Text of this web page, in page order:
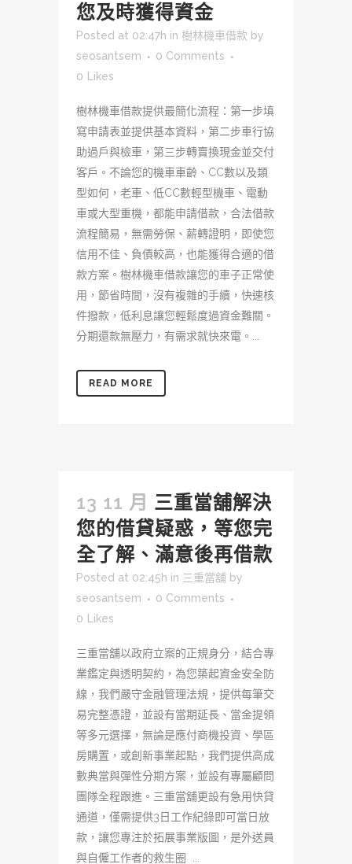
您及時獲得資金
Posted at 02:47h in 樹林機車借款 by
seosantsem
0 Comments
0 Likes
樹林機車借款提供最簡化流程：第一步填
寫申請表並提供基本資料，第二步車行協
助過戶與檢車，第三步轉賣換現金並交付
客戶。不論您的機車車齡、CC數以及類
型如何，老車、低CC數輕型機車、電動
車或大型重機，都能申請借款，合法借款
流程簡易，無需勞保、薪轉證明，即使您
信用不佳、負債較高，也能獲得合適的借
款方案。樹林機車借款讓您的車子正常使
用，節省時間，沒有複雜的手續，快速核
件撥款，低利息讓您輕鬆度過資金難關。
分期還款無壓力，有需求就快來電。...
READ MORE
13 11 月 三重當舖解決
您的借貸疑惑，等您完
全了解、滿意後再借款
Posted at 02:45h in 三重當舖 by
seosantsem
0 Comments
0 Likes
三重當舖以政府立案的正規身分，結合專
業鑑定與透明契約，為您築起資金安全防
線，我們嚴守金融管理法規，提供每筆交
易完整憑證，並設有當期延長、當金提領
等多元選擇，無論是應付商機投資、學區
房購置，或創新事業起點，我們提供高成
數典當與彈性分期方案，並設有專屬顧問
團隊全程跟進。三重當舖更設有急用快貸
通道，僅需提供3日工作紀錄即可當日放
款，讓您專注於拓展事業版圖，是外送員
與自僱工作者的救生圈 ...